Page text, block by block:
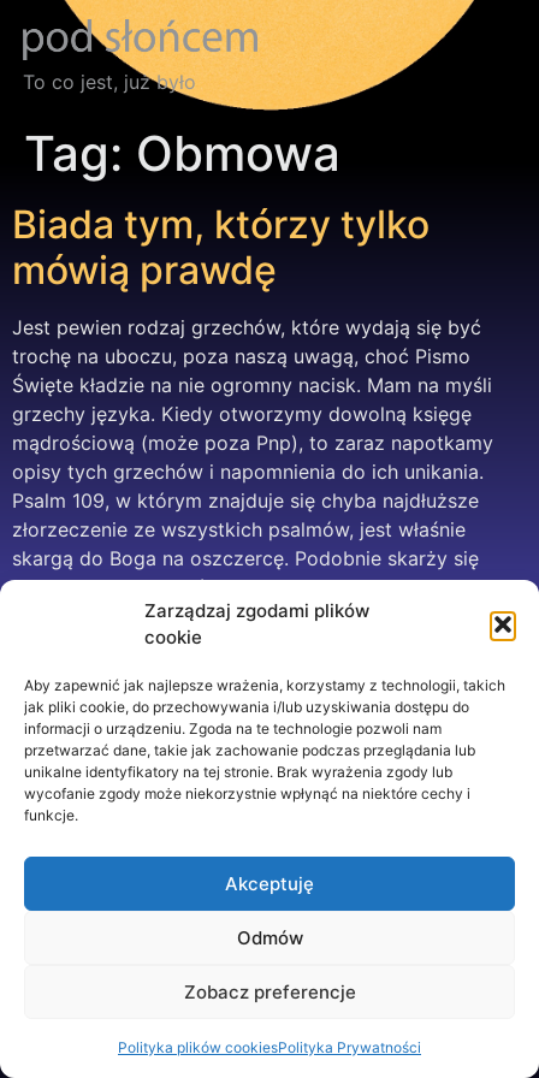
Zarządzaj zgodami plików
cookie
Aby zapewnić jak najlepsze wrażenia, korzystamy z technologii, takich
jak pliki cookie, do przechowywania i/lub uzyskiwania dostępu do
informacji o urządzeniu. Zgoda na te technologie pozwoli nam
przetwarzać dane, takie jak zachowanie podczas przeglądania lub
unikalne identyfikatory na tej stronie. Brak wyrażenia zgody lub
wycofanie zgody może niekorzystnie wpłynąć na niektóre cechy i
funkcje.
Akceptuję
Odmów
Zobacz preferencje
Polityka plików cookiesPolityka Prywatności
To co jest, już było
Tag: Obmowa
Biada tym, którzy tylko
mówią prawdę
Jest pewien rodzaj grzechów, które wydają się być
trochę na uboczu, poza naszą uwagą, choć Pismo
Święte kładzie na nie ogromny nacisk. Mam na myśli
grzechy języka. Kiedy otworzymy dowolną księgę
mądrościową (może poza Pnp), to zaraz napotkamy
opisy tych grzechów i napomnienia do ich unikania.
Psalm 109, w którym znajduje się chyba najdłuższe
złorzeczenie ze wszystkich psalmów, jest właśnie
skargą do Boga na oszczercę. Podobnie skarży się
prorok Jeremiasz. Również Nowy Testament ostrzega
przed tym rodzajem grzechów, na czele z Jk 3.
Dlaczego więc na co dzień nie myślimy wiele o tej
kategorii grzechów.
CC-BY; Zdjęcie w nagłówku pochodzi z SOHO (ESA &
NASA)